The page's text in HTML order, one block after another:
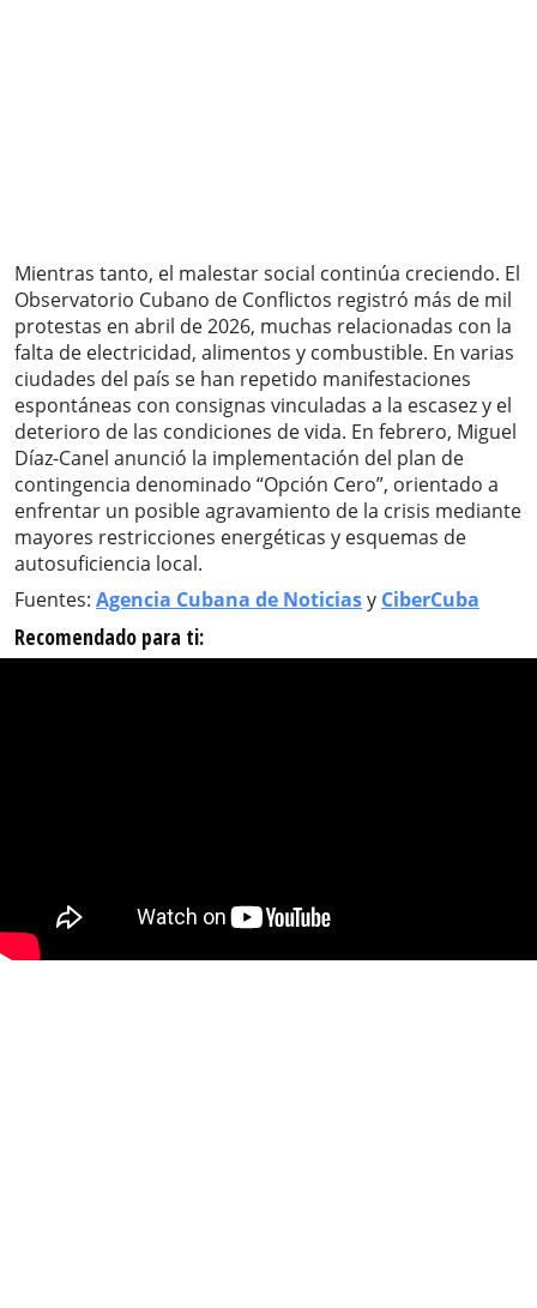
Mientras tanto, el malestar social continúa creciendo. El
Observatorio Cubano de Conflictos registró más de mil
protestas en abril de 2026, muchas relacionadas con la
falta de electricidad, alimentos y combustible. En varias
ciudades del país se han repetido manifestaciones
espontáneas con consignas vinculadas a la escasez y el
deterioro de las condiciones de vida. En febrero, Miguel
Díaz-Canel anunció la implementación del plan de
contingencia denominado “Opción Cero”, orientado a
enfrentar un posible agravamiento de la crisis mediante
mayores restricciones energéticas y esquemas de
autosuficiencia local.
Fuentes: Agencia Cubana de Noticiasy CiberCuba
Recomendado para ti: